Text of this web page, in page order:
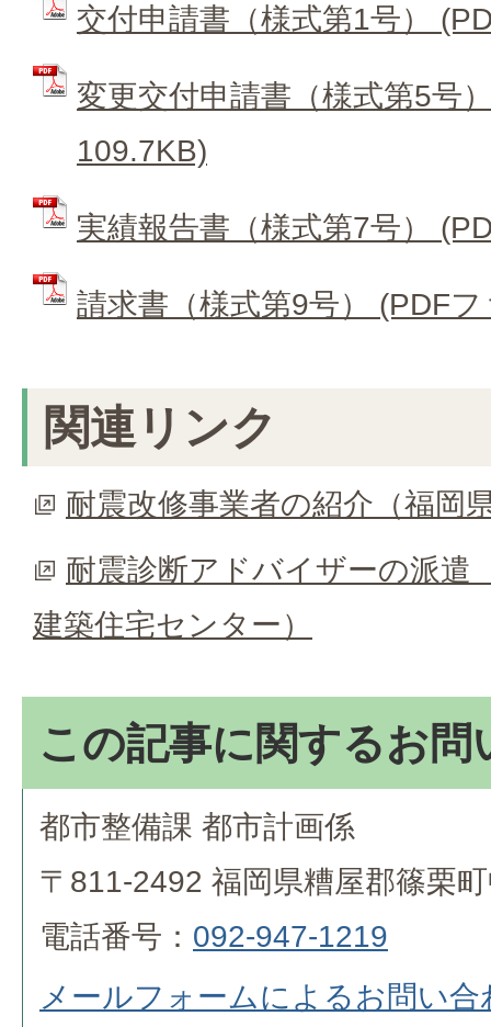
交付申請書（様式第1号）
変更交付申請書（様式第5号
109.7KB)
実績報告書（様式第7号）
請求書（様式第9号） (PDF
関連リンク
耐震改修事業者の紹介（福岡
耐震診断アドバイザーの派遣
建築住宅センター）
この記事に関するお問
都市整備課 都市計画係
〒811-2492 福岡県糟屋郡篠栗
電話番号： 092-947-1219
メールフォームによるお問い合